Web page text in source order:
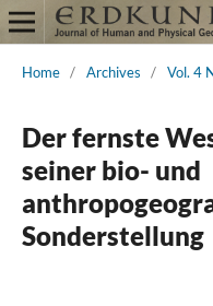
Home / Archives / Vol. 4
Der fernste
seiner bio- und
Sonderstellung